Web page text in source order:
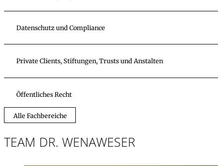
Datenschutz und Compliance
Private Clients, Stiftungen, Trusts und Anstalten
Öffentliches Recht
Alle Fachbereiche
TEAM DR. WENAWESER